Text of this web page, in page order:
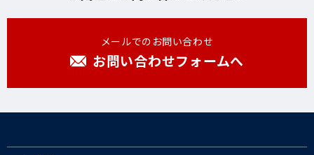
メールでのお問い合わせ
お問い合わせフォームへ